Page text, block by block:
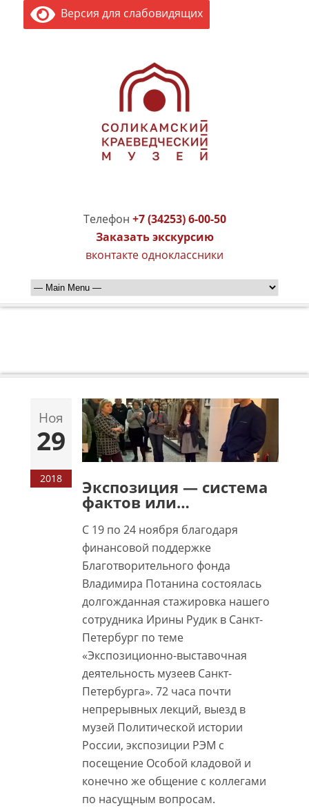
Версия для слабовидящих
Телефон +7 (34253) 6-00-50
Заказать экскурсию
вконтакте одноклассники
Ноя
29
2018 Экспозиция — система
фактов или…
С 19 по 24 ноября благодаря
финансовой поддержке
Благотворительного фонда
Владимира Потанина состоялась
долгожданная стажировка нашего
сотрудника Ирины Рудик в Санкт-
Петербург по теме
«Экспозиционно-выставочная
деятельность музеев Санкт-
Петербурга». 72 часа почти
непрерывных лекций, выезд в
музей Политической истории
России, экспозиции РЭМ с
посещение Особой кладовой и
конечно же общение с коллегами
по насущным вопросам.